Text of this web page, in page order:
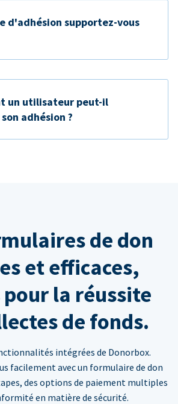
d'adhésion supportez-vous
un utilisateur peut-il
adhésion ?
de don
et efficaces,
pour la réussite
de fonds.
intégrées de Donorbox.
facilement avec un formulaire de don
des options de paiement multiples
en matière de sécurité.